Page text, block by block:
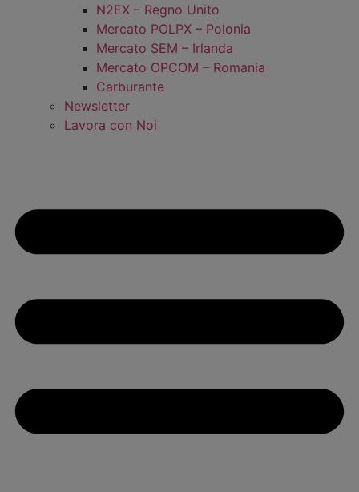
N2EX – Regno Unito
Mercato POLPX – Polonia
Mercato SEM – Irlanda
Mercato OPCOM – Romania
Carburante
Newsletter
Lavora con Noi